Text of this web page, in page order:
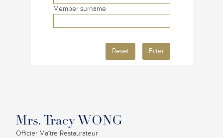
Member surname
Reset Filter
Mrs. Tracy WONG
Officier Maître Restaurateur